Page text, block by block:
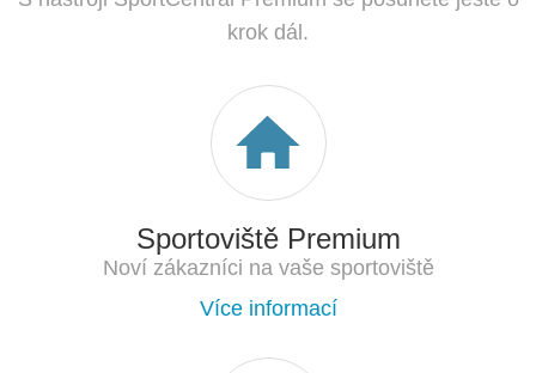
krok dál.
Sportoviště Premium
Noví zákazníci na vaše sportoviště
Více informací